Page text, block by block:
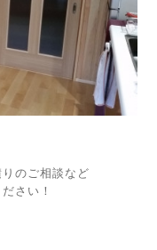
のご相談など
さい！